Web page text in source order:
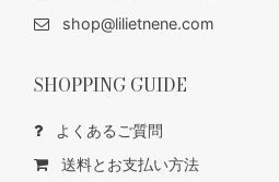
shop@lilietnene.com
SHOPPING GUIDE
よくあるご質問
送料とお支払い方法